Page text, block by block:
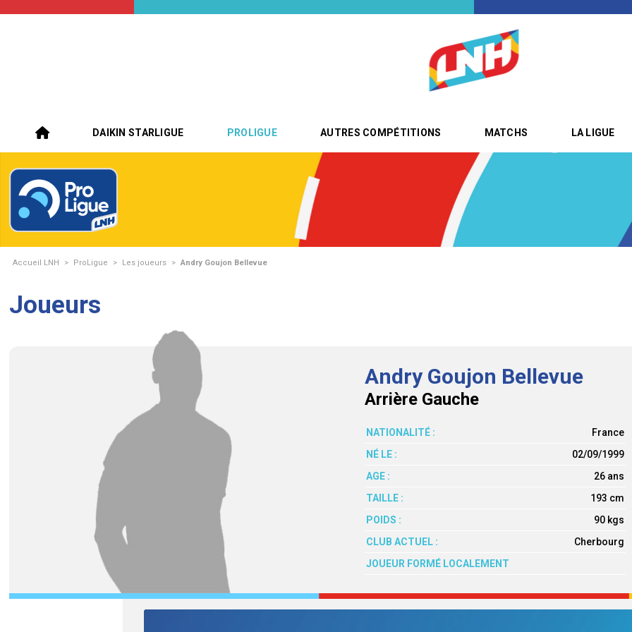
DAIKIN STARLIGUE PROLIGUE AUTRES COMPÉTITIONS MATCHS LA LIGUE
Accueil LNH > ProLigue > Les joueurs > Andry Goujon Bellevue
Joueurs
Andry Goujon Bellevue
Arrière Gauche
NATIONALITÉ :
France
NÉ LE :
02/09/1999
AGE :
26 ans
TAILLE :
193 cm
POIDS :
90 kgs
CLUB ACTUEL :
Cherbourg
JOUEUR FORMÉ LOCALEMENT